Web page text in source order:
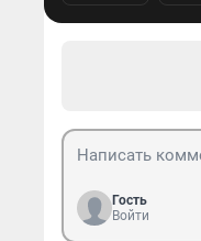
Гость
Войти